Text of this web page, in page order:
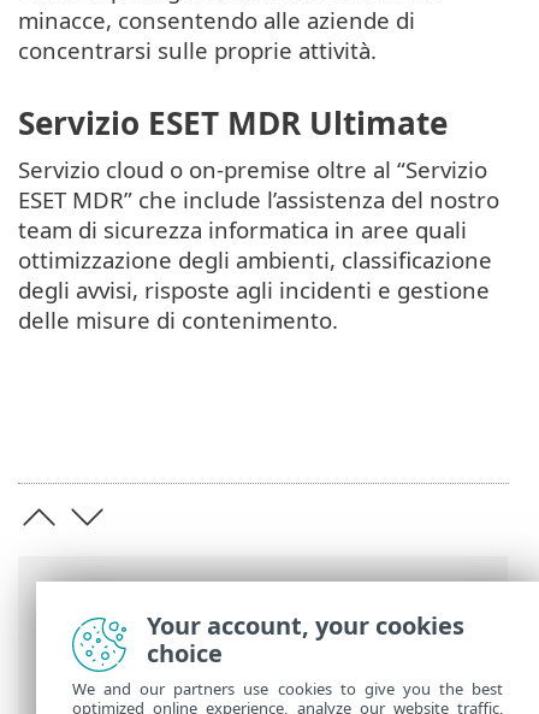
Guida online ESET ESET Services
Panoramica di ESET Servizi di sicurezza
minacce, consentendo alle aziende di
concentrarsi sulle proprie attività.
Servizio ESET MDR Ultimate
Servizio cloud o on-premise oltre al “Servizio
ESET MDR” che include l’assistenza del nostro
team di sicurezza informatica in aree quali
ottimizzazione degli ambienti, classificazione
degli avvisi, risposte agli incidenti e gestione
delle misure di contenimento.
Your account, your cookies
choice
We and our partners use cookies to give you the best
optimized online experience, analyze our website traffic,